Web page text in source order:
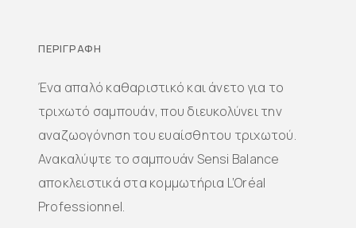
ΠΕΡΙΓΡΑΦΉ
Ένα απαλό καθαριστικό και άνετο για το
τριχωτό σαμπουάν, που διευκολύνει την
αναζωογόνηση του ευαίσθητου τριχωτού.
Ανακαλύψτε το σαμπουάν Sensi Balance
αποκλειστικά στα κομμωτήρια L’Oréal
Professionnel.